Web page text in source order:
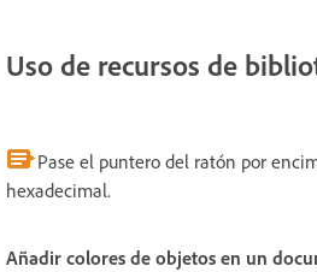
Uso de recursos de
Pase el puntero del ratón por
hexadecimal.
Añadir colores de objetos en un